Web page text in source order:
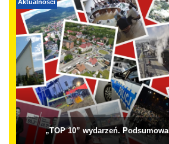
Aktualności
„TOP 10” wydarzeń.